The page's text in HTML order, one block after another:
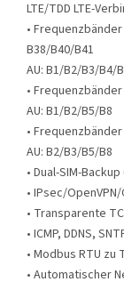
LTE/TDD LTE-
•
B38/B40/B41
AU: B1/B2/B3/B4/
• Frequenzbänder
AU: B1/B2/B5/B8
• Frequenzbänder
AU: B2/B3/B5/B8
• Dual-SIM-
• IPsec/
• Transparente
• ICMP, DDNS,
• Modbus RTU zu
• Automatischer